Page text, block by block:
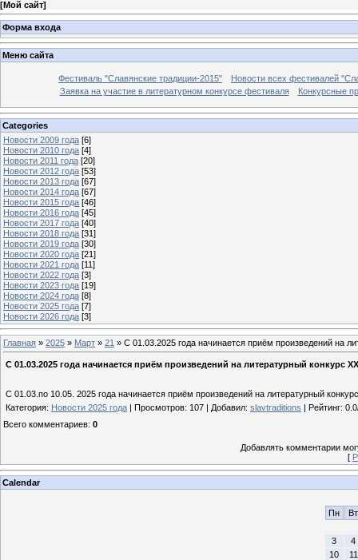
[Мой сайт]
Форма входа
Меню сайта
Фестиваль "Славянские традиции-2015"
Новости всех фестивалей
Заявка на участие в литературном конкурсе фестиваля
Конкурсные
Categories
Новости 2009 года [6]
Новости 2010 года [4]
Новости 2011 года [20]
Новости 2012 года [53]
Новости 2013 года [67]
Новости 2014 года [67]
Новости 2015 года [46]
Новости 2016 года [45]
Новости 2017 года [40]
Новости 2018 года [31]
Новости 2019 года [30]
Новости 2020 года [21]
Новости 2021 года [11]
Новости 2022 года [3]
Новости 2023 года [19]
Новости 2024 года [8]
Новости 2025 года [7]
Новости 2026 года [3]
Главная » 2025 » Март » 21 » С 01.03.2025 года начинается приём произведений
С 01.03.2025 года начинается приём произведений на литературный
С 01.03.по 10.05. 2025 года начинается приём произведений на литературный
Категория: Новости 2025 года Просмотров: 107 | Добавил: slavtraditions Рейтинг: 0.0
Всего комментариев: 0
Добавлять комментарии
[
Calendar
Пн Вт
3
4
10
11